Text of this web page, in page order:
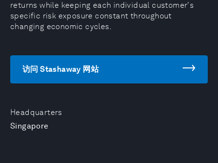
Headquarters
Singapore
returns while keeping each individual customer's
specific risk exposure constant throughout
changing economic cycles.
访问 Stashaway 网站